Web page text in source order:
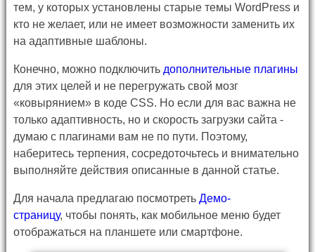
тем, у которых установлены старые темы WordPress и
кто не желает, или не имеет возможности заменить их
на адаптивные шаблоны.
Конечно, можно подключить дополнительные плагины
для этих целей и не перегружать свой мозг
«ковырянием» в коде CSS. Но если для вас важна не
только адаптивность, но и скорость загрузки сайта -
думаю с плагинами вам не по пути. Поэтому,
наберитесь терпения, сосредоточьтесь и внимательно
выполняйте действия описанные в данной статье.
Для начала предлагаю посмотреть Демо-
страницу, чтобы понять, как мобильное меню будет
отображаться на планшете или смартфоне.